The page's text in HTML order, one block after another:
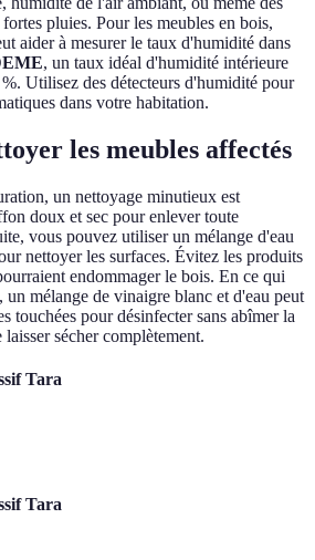
pluies. Pour les meubles en bois,
aider à mesurer le taux d'humidité dans
, un taux idéal d'humidité intérieure
Utilisez des détecteurs d'humidité pour
dans votre habitation.
les meubles affectés
un nettoyage minutieux est
doux et sec pour enlever toute
vous pouvez utiliser un mélange d'eau
nettoyer les surfaces. Évitez les produits
endommager le bois. En ce qui
un mélange de vinaigre blanc et d'eau peut
touchées pour désinfecter sans abîmer la
sécher complètement.
Tara
Tara